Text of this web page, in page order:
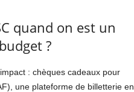
quand on est un
?
: chèques cadeaux pour
une plateforme de billetterie en